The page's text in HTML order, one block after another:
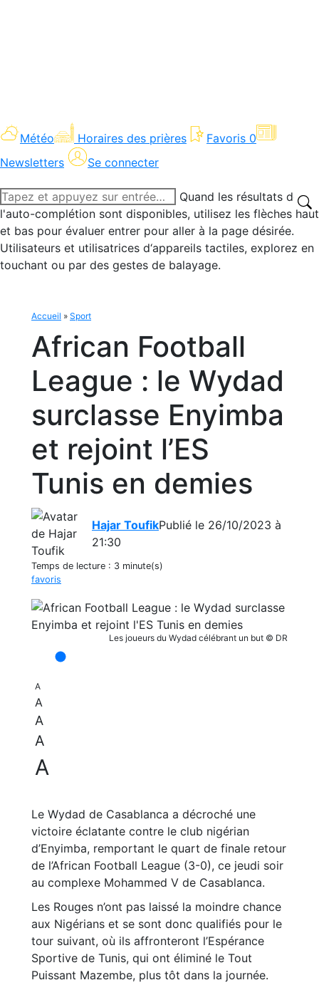
Météo Horaires des prières Favoris 0
Newsletters
Se connecter
Recherche
:
Quand les résultats de
l'auto-complétion sont disponibles, utilisez les flèches haut
et bas pour évaluer entrer pour aller à la page désirée.
Utilisateurs et utilisatrices d‘appareils tactiles, explorez en
touchant ou par des gestes de balayage.
Accueil » Sport
African Football
League : le Wydad
surclasse Enyimba
et rejoint l’ES
Tunis en demies
Hajar ToufikPublié le 26/10/2023 à
21:30
Temps de lecture : 3 minute(s)
favoris
Les joueurs du Wydad célébrant un but © DR
A
A
A
A
A
Le Wydad de Casablanca a décroché une
victoire éclatante contre le club nigérian
d’Enyimba, remportant le quart de finale retour
de l’African Football League (3-0), ce jeudi soir
au complexe Mohammed V de Casablanca.
Les Rouges n’ont pas laissé la moindre chance
aux Nigérians et se sont donc qualifiés pour le
tour suivant, où ils affronteront l’Espérance
Sportive de Tunis, qui ont éliminé le Tout
Puissant Mazembe, plus tôt dans la journée.